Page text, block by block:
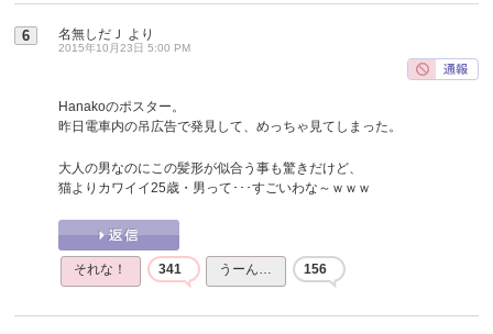
6 名無しだＪ より
2015年10月23日 5:00 PM
Hanakoのポスター。
昨日電車内の吊広告で発見して、めっちゃ見てしまった。
大人の男なのにこの髪形が似合う事も驚きだけど、
猫よりカワイイ25歳・男って･･･すごいわな～ｗｗｗ
それな！ 341 うーん… 156